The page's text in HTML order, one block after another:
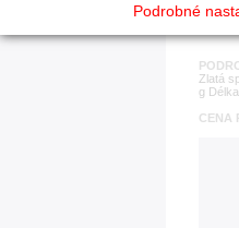
Zlatá
g
CENA
Podrobné